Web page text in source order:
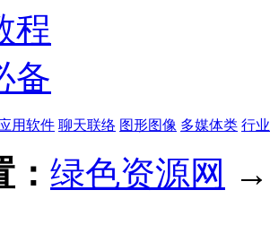
程
备
用软件 聊天联络 图形图像 多媒体类 行
绿色资源网